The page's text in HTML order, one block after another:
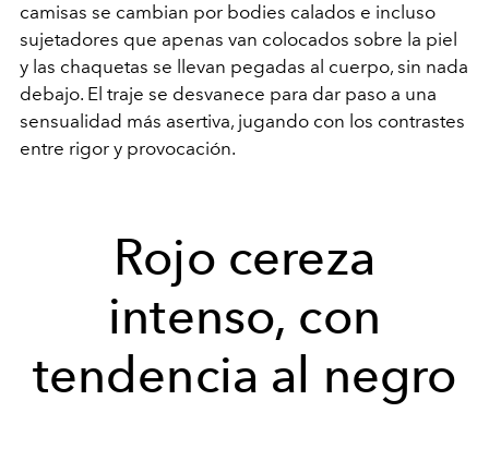
camisas se cambian por bodies calados e incluso
sujetadores que apenas van colocados sobre la piel
y las chaquetas se llevan pegadas al cuerpo, sin nada
debajo. El traje se desvanece para dar paso a una
sensualidad más asertiva, jugando con los contrastes
entre rigor y provocación.
Rojo cereza
intenso, con
tendencia al negro